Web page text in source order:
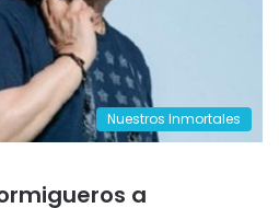
Nuestros Inmortales
a